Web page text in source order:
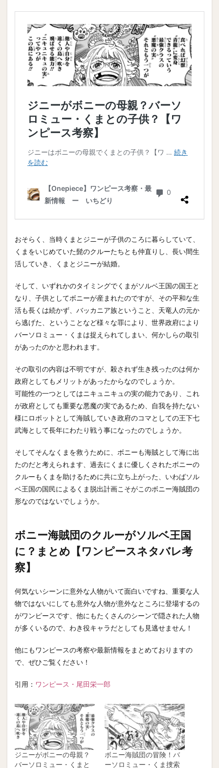
おそらく、当時くまとジニーが子供のころに暮らしていて、
くまをいじめていた髭のクルーたちとも仲直りし、長い間生
活していき、くまとジニーが結婚。
そして、いずれかのタイミングでくまがソルベ王国の国王と
なり、子供としてボニーが産まれたのですが、その平和な生
活も長くは続かず、バッカニア族ということ、天竜人の元か
ら逃げた、ということなど様々な罪により、世界政府により
バーソロミュー・くまは捉えられてしまい、何かしらの取引
があったのかと思われます。
その取引の内容は不明ですが、殺されず生き残ったのは何か
政府としてもメリットがあったからなのでしょうか。
可能性の一つとしてはニキュニキュの実の能力であり、これ
が政府としても重要な悪魔の実であるため、自我を持たない
様にロボットとして海賊していき政府のコマとしての王下七
武海として長年にわたり戦う事になったのでしょうか。
そしてそんなくまを救うために、ボニーも海賊として海に出
たのだと考えられます、過去にくまに優しくされたボニーの
クルーもくまを助けるために共に立ち上がった、いわばソル
ベ王国の国民によるくま脱出計画こそがこのボニー海賊団の
形なのではないでしょうか。
ボニー海賊団のクルーがソルベ王国
に？まとめ【ワンピースネタバレ考
察】
何気ないシーンに意外な人物がいて面白いですね、重要な人
物ではないにしても意外な人物が意外なところに登場するの
がワンピースです、他にもたくさんのシーンで隠された人物
が多くいるので、わき役キャラだとしても見逃せません！
他にもワンピースの考察や最新情報をまとめておりますの
で、ぜひご覧ください！
引用： ワンピース・尾田栄一郎
ジニーがボニーの母親？
バーソロミュー・くまと
ボニー海賊団の冒険！バ
ーソロミュー・くま捜索